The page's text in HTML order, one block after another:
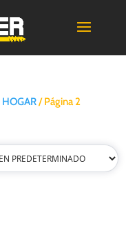
HOGAR/ Página 2